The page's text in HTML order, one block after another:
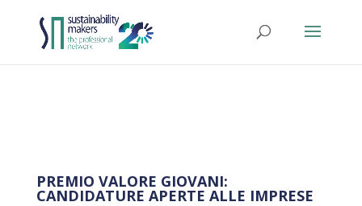
PREMIO VALORE GIOVANI:
CANDIDATURE APERTE ALLE IMPRESE